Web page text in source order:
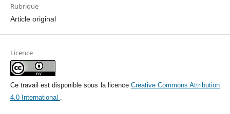
Rubrique
Article original
Licence
Ce travail est disponible sous la licence Creative Commons Attribution
4.0 International .